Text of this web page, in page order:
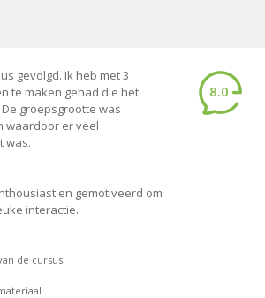
gevolgd. Ik heb met 3
te maken gehad die het
groepsgrootte was
waardoor er veel
was.
en gemotiveerd om
interactie.
8.0
van de cursus